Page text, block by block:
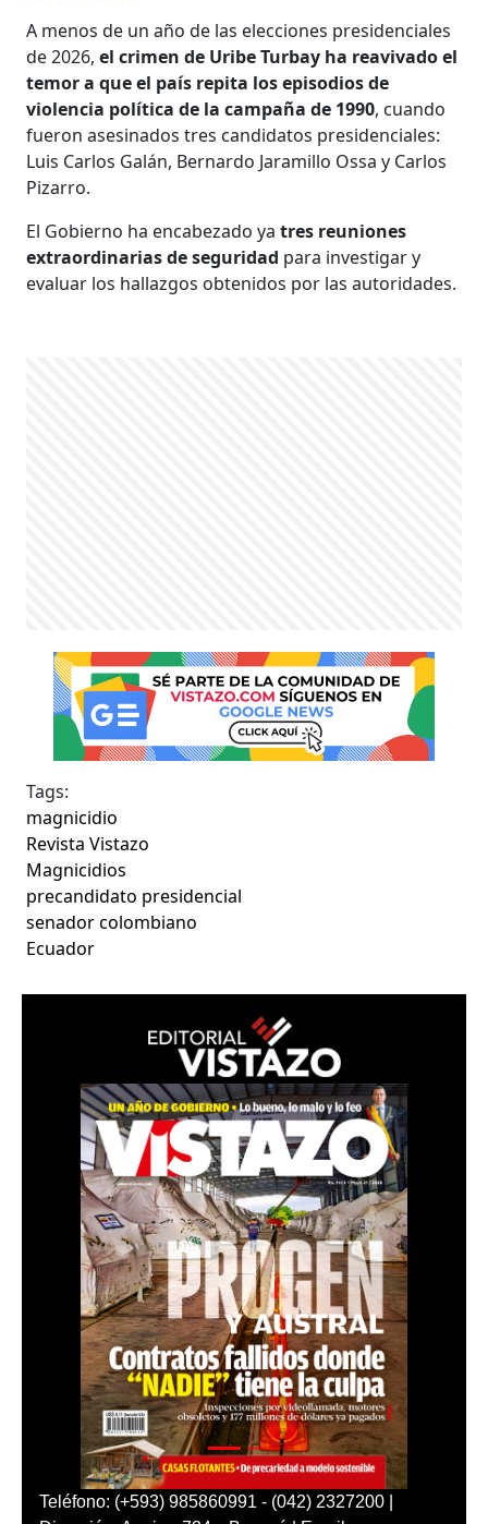
A menos de un año de las elecciones presidenciales
de 2026,el crimen de Uribe Turbay ha reavivado el
temor a que el país repita los episodios de
violencia política de la campaña de 1990, cuando
fueron asesinados tres candidatos presidenciales:
Luis Carlos Galán, Bernardo Jaramillo Ossa y Carlos
Pizarro.
El Gobierno ha encabezado yatres reuniones
extraordinarias de seguridad para investigar y
evaluar los hallazgos obtenidos por las autoridades.
Tags:
magnicidio
Revista Vistazo
Magnicidios
precandidato presidencial
senador colombiano
Ecuador
Teléfono: (+593) 985860991 - (042) 2327200 |